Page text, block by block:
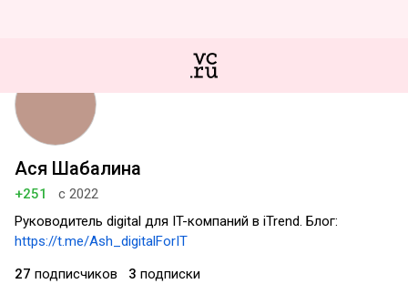
Ася Шабалина
+251
с 2022
Руководитель digital для IT-компаний в iTrend. Блог:
https://t.me/Ash_digitalForIT
27 подписчиков 3 подписки